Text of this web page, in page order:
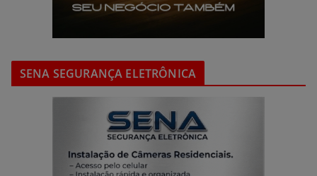
SENA SEGURANÇA ELETRÔNICA